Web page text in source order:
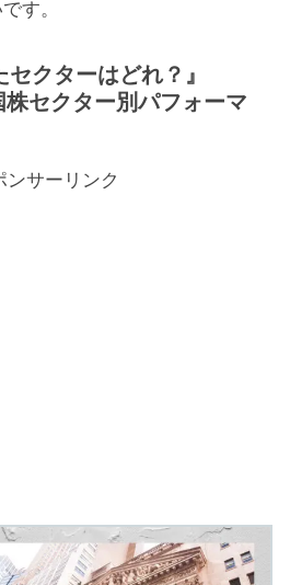
す。
セクターはどれ？』
セクター別パフォーマ
ンサーリンク